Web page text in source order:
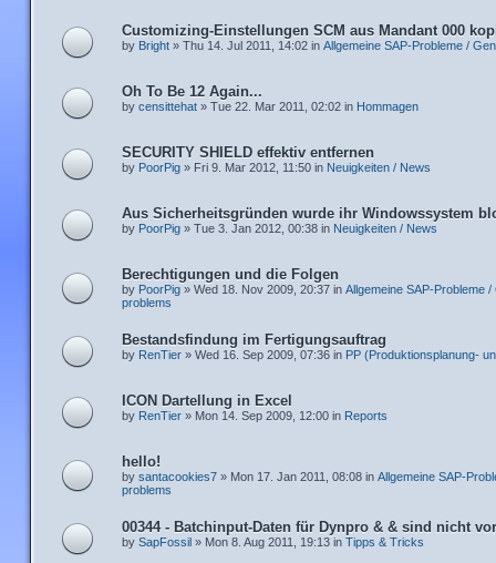
Customizing-Einstellungen SCM aus Mandant 000
by Bright » Thu 14. Jul 2011, 14:02 in Allgemeine SAP-Probleme /
Oh To Be 12 Again...
by censittehat » Tue 22. Mar 2011, 02:02 in Hommagen
SECURITY SHIELD effektiv entfernen
by PoorPig » Fri 9. Mar 2012, 11:50 in Neuigkeiten / News
Aus Sicherheitsgründen wurde ihr Windowssystem
by PoorPig » Tue 3. Jan 2012, 00:38 in Neuigkeiten / News
Berechtigungen und die Folgen
by PoorPig » Wed 18. Nov 2009, 20:37 in Allgemeine SAP-Probleme
problems
Bestandsfindung im Fertigungsauftrag
by RenTier » Wed 16. Sep 2009, 07:36 in PP (Produktionsplanung-
ICON Dartellung in Excel
by RenTier » Mon 14. Sep 2009, 12:00 in Reports
hello!
by santacookies7 » Mon 17. Jan 2011, 08:08 in Allgemeine SAP-
problems
00344 - Batchinput-Daten für Dynpro & & sind nicht
by SapFossil » Mon 8. Aug 2011, 19:13 in Tipps & Tricks